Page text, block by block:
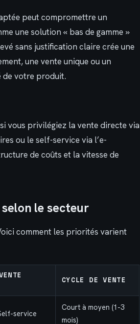
peut compromettre un
une solution « bas de gamme »
sans justification claire crée une
une vente unique ou un
de votre produit.
vous privilégiez la vente directe via
ou le self-service via l’e-
de coûts et la vitesse de
le secteur
comment les priorités varient
CYCLE DE VENTE
service
Court à moyen (1-3
mois)